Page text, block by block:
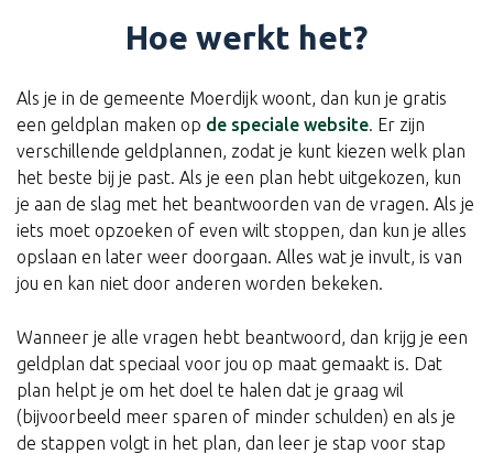
Hoe werkt het?
Als je in de gemeente Moerdijk woont, dan kun je gratis
een geldplan maken op de speciale website. Er zijn
verschillende geldplannen, zodat je kunt kiezen welk plan
het beste bij je past. Als je een plan hebt uitgekozen, kun
je aan de slag met het beantwoorden van de vragen. Als je
iets moet opzoeken of even wilt stoppen, dan kun je alles
opslaan en later weer doorgaan. Alles wat je invult, is van
jou en kan niet door anderen worden bekeken.
Wanneer je alle vragen hebt beantwoord, dan krijg je een
geldplan dat speciaal voor jou op maat gemaakt is. Dat
plan helpt je om het doel te halen dat je graag wil
(bijvoorbeeld meer sparen of minder schulden) en als je
de stappen volgt in het plan, dan leer je stap voor stap